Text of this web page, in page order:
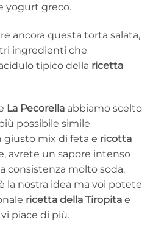
yogurt greco.
ancora questa torta salata,
ingredienti che
tipico della ricetta
La Pecorella abbiamo scelto
possibile simile
giusto mix di feta e ricotta
avrete un sapore intenso
consistenza molto soda.
la nostra idea ma voi potete
ricetta della Tiropita e
piace di più.